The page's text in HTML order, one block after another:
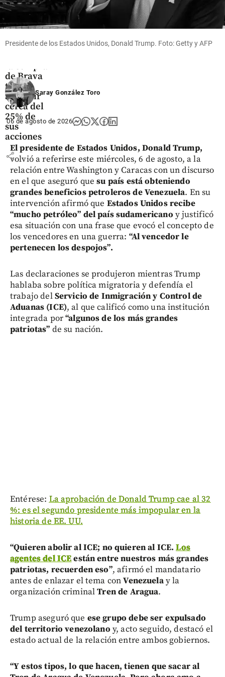
Economía
Ecopetrol
la compra
de Brava
tras
adquirir
cerca del
25% de
sus
acciones
share
Presidente de los Estados Unidos, Donald Trump. Foto: Getty y AFP
Saray González Toro
06 de agosto de 2026
El presidente de Estados Unidos, Donald Trump,
volvió a referirse este miércoles, 6 de agosto, a la
relación entre Washington y Caracas con un discurso
en el que aseguró quesu país está obteniendo
grandes beneficios petroleros de Venezuela. En su
intervención afirmó que Estados Unidos recibe
“mucho petróleo” del país sudamericano y justificó
esa situación con una frase que evocó el concepto de
los vencedores en una guerra: “Al vencedor le
pertenecen los despojos”.
Las declaraciones se produjeron mientras Trump
hablaba sobre política migratoria y defendía el
trabajo delServicio de Inmigración y Control de
Aduanas (ICE), al que calificó como una institución
integrada por“algunos de los más grandes
patriotas” de su nación.
Entérese: La aprobación de Donald Trump cae al 32
%: es el segundo presidente más impopular en la
historia de EE. UU.
“Quieren abolir al ICE; no quieren al ICE.Los
agentes del ICEestán entre nuestros más grandes
patriotas, recuerden eso”, afirmó el mandatario
antes de enlazar el tema conVenezuelay la
organización criminalTren de Aragua.
Trump aseguró que ese grupo debe ser expulsado
del territorio venezolano y, acto seguido, destacó el
estado actual de la relación entre ambos gobiernos.
“Y estos tipos, lo que hacen, tienen que sacar al